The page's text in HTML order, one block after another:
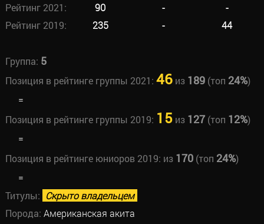
Рейтинг 2021:
90 -
-
Рейтинг 2019:
235 - 44
Группа: 5
Позиция в рейтинге группы 2021: 46из 189(топ 24%)
=
Позиция в рейтинге группы 2019: 15из 127(топ 12%)
=
Позиция в рейтинге юниоров 2019: из 170(топ 24%)
=
Титулы: Скрыто владельцем
Порода: Американская акита